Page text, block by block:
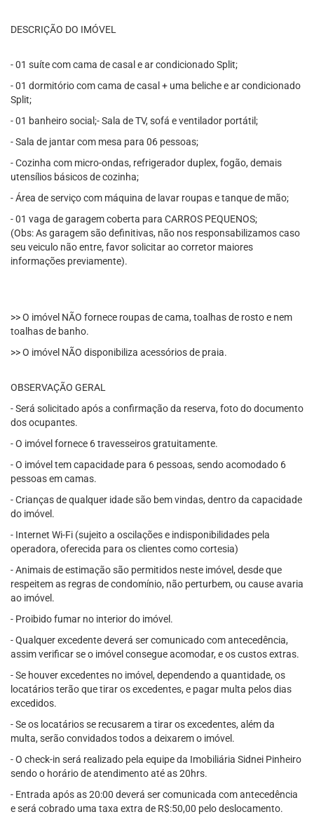
DESCRIÇÃO DO IMÓVEL
- 01 suíte com cama de casal e ar condicionado Split;
- 01 dormitório com cama de casal + uma beliche e ar condicionado
Split;
- 01 banheiro social;- Sala de TV, sofá e ventilador portátil;
- Sala de jantar com mesa para 06 pessoas;
- Cozinha com micro-ondas, refrigerador duplex, fogão, demais
utensílios básicos de cozinha;
- Área de serviço com máquina de lavar roupas e tanque de mão;
- 01 vaga de garagem coberta para CARROS PEQUENOS;
(Obs: As garagem são definitivas, não nos responsabilizamos caso
seu veiculo não entre, favor solicitar ao corretor maiores
informações previamente).
>> O imóvel NÃO fornece roupas de cama, toalhas de rosto e nem
toalhas de banho.
>> O imóvel NÃO disponibiliza acessórios de praia.
OBSERVAÇÃO GERAL
- Será solicitado após a confirmação da reserva, foto do documento
dos ocupantes.
- O imóvel fornece 6 travesseiros gratuitamente.
- O imóvel tem capacidade para 6 pessoas, sendo acomodado 6
pessoas em camas.
- Crianças de qualquer idade são bem vindas, dentro da capacidade
do imóvel.
- Internet Wi-Fi (sujeito a oscilações e indisponibilidades pela
operadora, oferecida para os clientes como cortesia)
- Animais de estimação são permitidos neste imóvel, desde que
respeitem as regras de condomínio, não perturbem, ou cause avaria
ao imóvel.
- Proibido fumar no interior do imóvel.
- Qualquer excedente deverá ser comunicado com antecedência,
assim verificar se o imóvel consegue acomodar, e os custos extras.
- Se houver excedentes no imóvel, dependendo a quantidade, os
locatários terão que tirar os excedentes, e pagar multa pelos dias
excedidos.
- Se os locatários se recusarem a tirar os excedentes, além da
multa, serão convidados todos a deixarem o imóvel.
- O check-in será realizado pela equipe da Imobiliária Sidnei Pinheiro
sendo o horário de atendimento até as 20hrs.
- Entrada após as 20:00 deverá ser comunicada com antecedência
e será cobrado uma taxa extra de R$:50,00 pelo deslocamento.